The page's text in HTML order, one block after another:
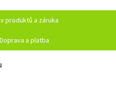
produktů a záruka
Doprava a platba